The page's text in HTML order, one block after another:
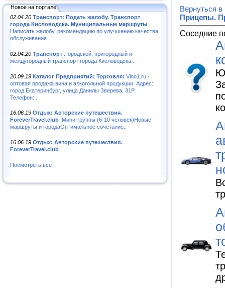
Новое на портале
02.04.20 Транспорт: Подать жалобу. Транспорт
города Кисловодска. Муниципальные маршруты
Написать жалобу, рекомендацию по улучшению качества
обслуживания ..
02.04.20 Транспорт .Городской, пригородный и
междугородный транспорт города Кисловодска..
20.09.19 Каталог Предприятий: Торговля: Vino1.ru -
оптовая продажа вина и алкогольной продукции. Адрес:
город Екатеринбург, улица Данилы Зверева, 31Р
Телефон:..
16.06.19 Отдых: Авторские путешествия.
ForeverTravel.club .Мини-группы (6-10 человек)Новые
маршруты и городаОптимальное сочетание..
16.06.19 Отдых: Авторские путешествия.
ForeverTravel.club
Посмотреть все
Вернуться
Прицепы.
Соседние